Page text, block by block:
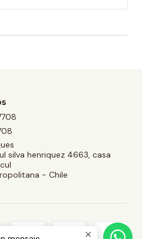
silva henriquez 4663, casa
- Chile